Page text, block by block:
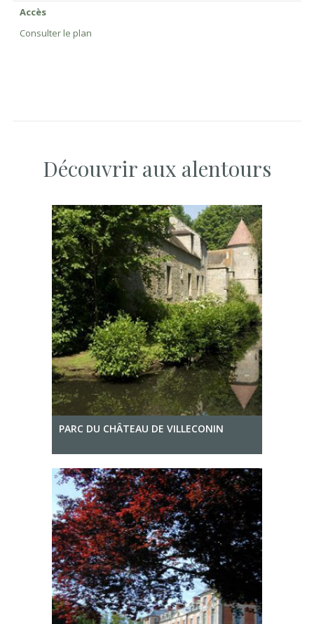
Accès
Consulter le plan
Découvrir aux alentours
PARC DU CHÂTEAU DE VILLECONIN